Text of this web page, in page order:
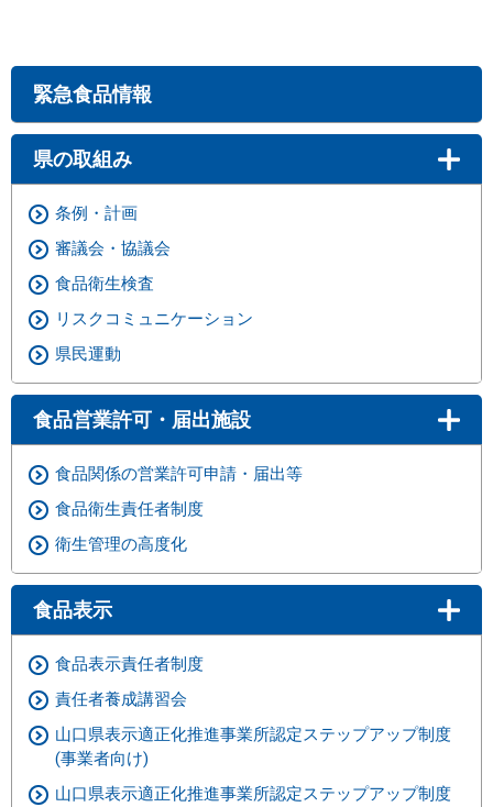
緊急食品情報
県の取組み
条例・計画
審議会・協議会
食品衛生検査
リスクコミュニケーション
県民運動
食品営業許可・届出施設
食品関係の営業許可申請・届出等
食品衛生責任者制度
衛生管理の高度化
食品表示
食品表示責任者制度
責任者養成講習会
山口県表示適正化推進事業所認定ステップアップ制度
(事業者向け)
山口県表示適正化推進事業所認定ステップアップ制度